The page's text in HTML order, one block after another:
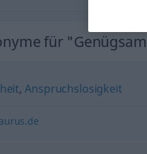
für
,Anspruchslosigkeit